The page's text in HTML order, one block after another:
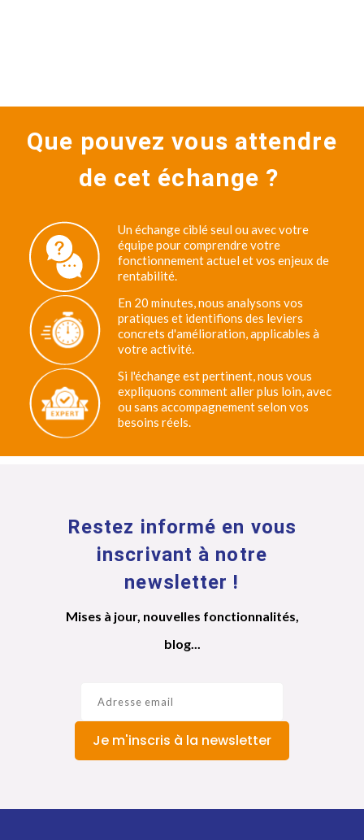
Que pouvez vous attendre
de cet échange ?
Un échange ciblé seul ou avec votre
équipe pour comprendre votre
fonctionnement actuel et vos enjeux de
rentabilité.
En 20 minutes, nous analysons vos
pratiques et identifions des leviers
concrets d'amélioration, applicables à
votre activité.
Si l'échange est pertinent, nous vous
expliquons comment aller plus loin, avec
ou sans accompagnement selon vos
besoins réels.
Restez informé en vous
inscrivant à notre
newsletter !
Mises à jour, nouvelles fonctionnalités,
blog...
Je m'inscris à la newsletter